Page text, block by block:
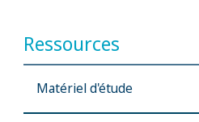
Ressources
Matériel d'étude